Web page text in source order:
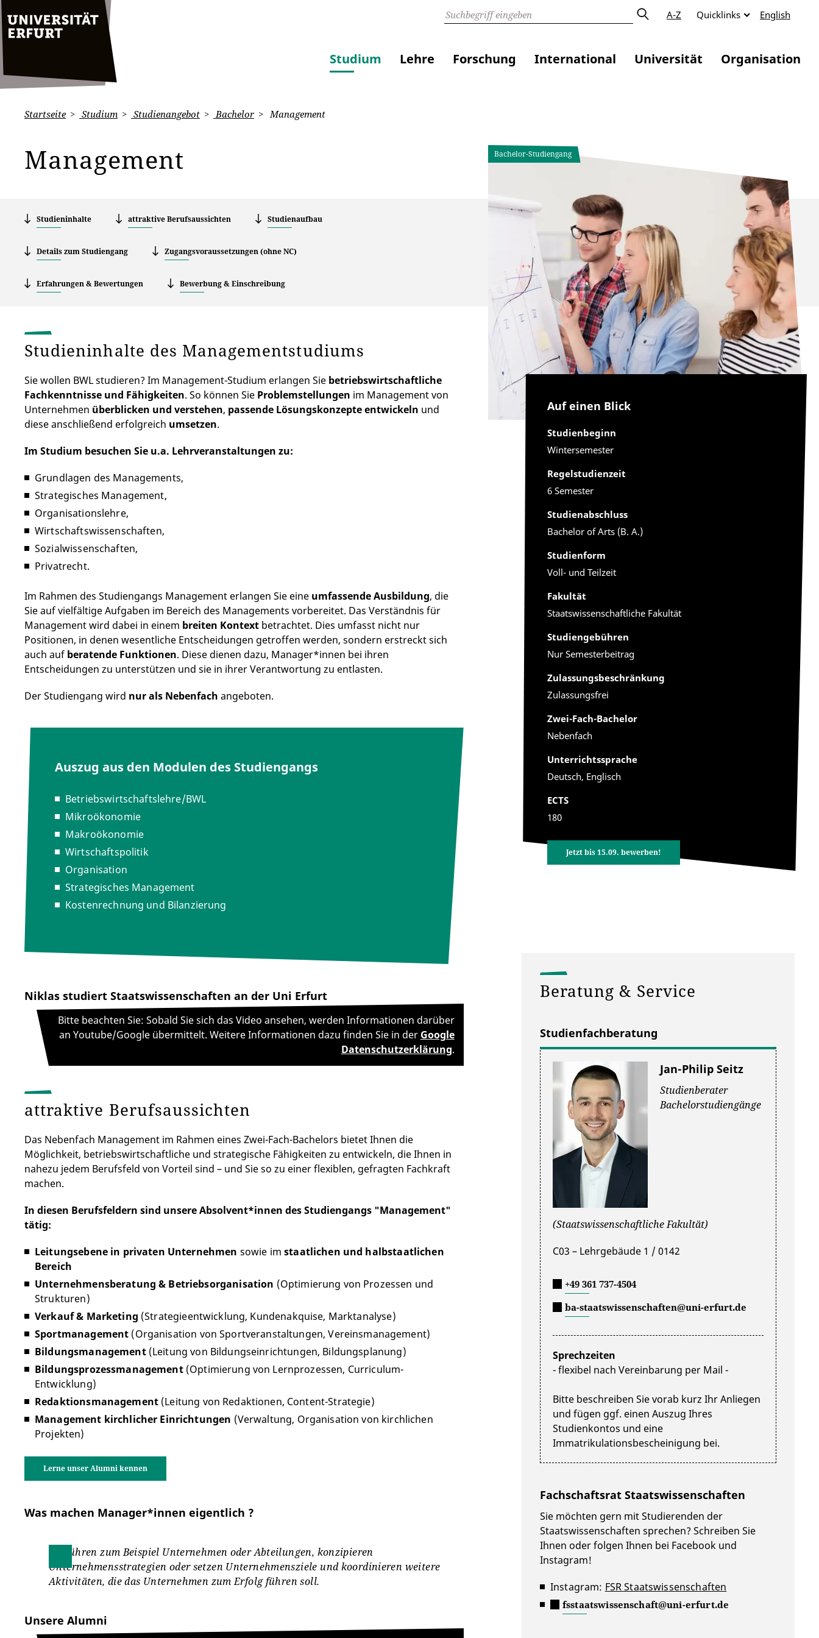
A-Z Quicklinks English
Studium Lehre Forschung International Universität Organisation
Startseite Studium Studienangebot Bachelor Management
Management
Studieninhalte attraktive Berufsaussichten Studienaufbau
Details zum Studiengang Zugangsvoraussetzungen (ohne NC)
Erfahrungen & Bewertungen Bewerbung & Einschreibung
Bachelor-Studiengang
Auf einen Blick
Studienbeginn
Wintersemester
Regelstudienzeit
6 Semester
Studienabschluss
Bachelor of Arts (B. A.)
Studienform
Voll- und Teilzeit
Fakultät
Staatswissenschaftliche Fakultät
Studiengebühren
Nur Semesterbeitrag
Zulassungsbeschränkung
Zulassungsfrei
Zwei-Fach-Bachelor
Nebenfach
Unterrichtssprache
Deutsch, Englisch
ECTS
180
Jetzt bis 15.09. bewerben!
Studieninhalte des Managementstudiums
Sie wollen BWL studieren? Im Management-Studium erlangen Sie betriebswirtschaftliche
Fachkenntnisse und Fähigkeiten. So können Sie Problemstellungen im Management von
Unternehmen überblicken und verstehen, passende Lösungskonzepte entwickeln und
diese anschließend erfolgreich umsetzen.
Im Studium besuchen Sie u.a. Lehrveranstaltungen zu:
Grundlagen des Managements,
Strategisches Management,
Organisationslehre,
Wirtschaftswissenschaften,
Sozialwissenschaften,
Privatrecht.
Im Rahmen des Studiengangs Management erlangen Sie eine umfassende Ausbildung, die
Sie auf vielfältige Aufgaben im Bereich des Managements vorbereitet. Das Verständnis für
Management wird dabei in einem breiten Kontext betrachtet. Dies umfasst nicht nur
Positionen, in denen wesentliche Entscheidungen getroffen werden, sondern erstreckt sich
auch auf beratende Funktionen. Diese dienen dazu, Manager*innen bei ihren
Entscheidungen zu unterstützen und sie in ihrer Verantwortung zu entlasten.
Der Studiengang wird nur als Nebenfach angeboten.
Auszug aus den Modulen des Studiengangs
Betriebswirtschaftslehre/BWL
Mikroökonomie
Makroökonomie
Wirtschaftspolitik
Organisation
Strategisches Management
Kostenrechnung und Bilanzierung
Niklas studiert Staatswissenschaften an der Uni Erfurt
Bitte beachten Sie: Sobald Sie sich das Video ansehen, werden Informationen darüber
an Youtube/Google übermittelt. Weitere Informationen dazu finden Sie in der Google
Datenschutzerklärung.
attraktive Berufsaussichten
Das Nebenfach Management im Rahmen eines Zwei-Fach-Bachelors bietet Ihnen die
Möglichkeit, betriebswirtschaftliche und strategische Fähigkeiten zu entwickeln, die Ihnen in
nahezu jedem Berufsfeld von Vorteil sind – und Sie so zu einer flexiblen, gefragten Fachkraft
machen.
In diesen Berufsfeldern sind unsere Absolvent*innen des Studiengangs "Management"
tätig:
Leitungsebene in privaten Unternehmen sowie imstaatlichen und halbstaatlichen
Bereich
Unternehmensberatung & Betriebsorganisation (Optimierung von Prozessen und
Strukturen)
Verkauf & Marketing (Strategieentwicklung, Kundenakquise, Marktanalyse)
Sportmanagement (Organisation von Sportveranstaltungen, Vereinsmanagement)
Bildungsmanagement(Leitung von Bildungseinrichtungen, Bildungsplanung)
Bildungsprozessmanagement(Optimierung von Lernprozessen, Curriculum-
Entwicklung)
Redaktionsmanagement (Leitung von Redaktionen, Content-Strategie)
Management kirchlicher Einrichtungen (Verwaltung, Organisation von kirchlichen
Projekten)
Lerne unser Alumni kennen
Was machen Manager*innen eigentlich ?
Sie führen zum Beispiel Unternehmen oder Abteilungen, konzipieren
Unternehmensstrategien oder setzen Unternehmensziele und koordinieren weitere
Aktivitäten, die das Unternehmen zum Erfolg führen soll.
Unsere Alumni
Beratung & Service
Studienfachberatung
Jan-Philip Seitz
Studienberater
Bachelorstudiengänge
(Staatswissenschaftliche Fakultät)
C03 – Lehrgebäude 1 / 0142
+49 361 737-4504
ba-staatswissenschaften@uni-erfurt.de
Sprechzeiten
- flexibel nach Vereinbarung per Mail -
Bitte beschreiben Sie vorab kurz Ihr Anliegen
und fügen ggf. einen Auszug Ihres
Studienkontos und eine
Immatrikulationsbescheinigung bei.
Fachschaftsrat Staatswissenschaften
Sie möchten gern mit Studierenden der
Staatswissenschaften sprechen? Schreiben Sie
Ihnen oder folgen Ihnen bei Facebook und
Instagram!
Instagram: FSR Staatswissenschaften
fsstaatswissenschaft@uni-erfurt.de